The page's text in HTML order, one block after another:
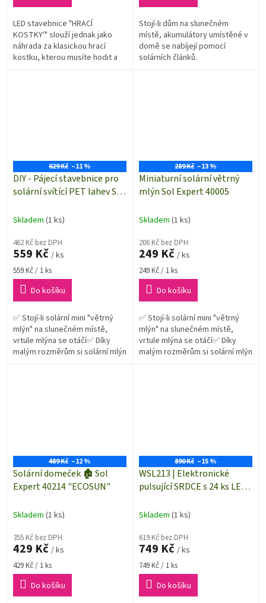
LED stavebnice "HRACÍ
KOSTKY'" slouží jednak jako
náhrada za klasickou hrací
kostku, kterou musíte hodit a
Stojí-li dům na slunečném
místě, akumulátory umístěné v
domě se nabíjejí pomocí
solárních článků.
629 Kč –11 %
DIY - Pájecí stavebnice pro
solární svítící PET lahev Sol
"DoubleLight"
Skladem (1 ks)
462 Kč bez DPH
559 Kč / ks
Měrná
cena:
559 Kč / 1 ks
Do košíku
✅ Stojí-li solární mini "větrný
mlýn" na slunečném místě,
vrtule mlýna se otáčí✅ Díky
malým rozměrům si solární mlýn
289 Kč –13 %
Miniaturní solární větrný
mlýn Sol Expert 40005
Skladem (1 ks)
206 Kč bez DPH
249 Kč / ks
Měrná
cena:
249 Kč / 1 ks
Do košíku
✅ Stojí-li solární mini "větrný
mlýn" na slunečném místě,
vrtule mlýna se otáčí✅ Díky
malým rozměrům si solární mlýn
489 Kč –12 %
Solární domeček 🏚️ Sol
Expert 40214 "ECOSUN"
Skladem (1 ks)
355 Kč bez DPH
429 Kč / ks
Měrná
cena:
429 Kč / 1 ks
Do košíku
890 Kč –15 %
WSL213 | Elektronické
pulsující SRDCE s 24 ks LED -
Skladem (1 ks)
619 Kč bez DPH
749 Kč / ks
Měrná
cena:
749 Kč / 1 ks
Do košíku